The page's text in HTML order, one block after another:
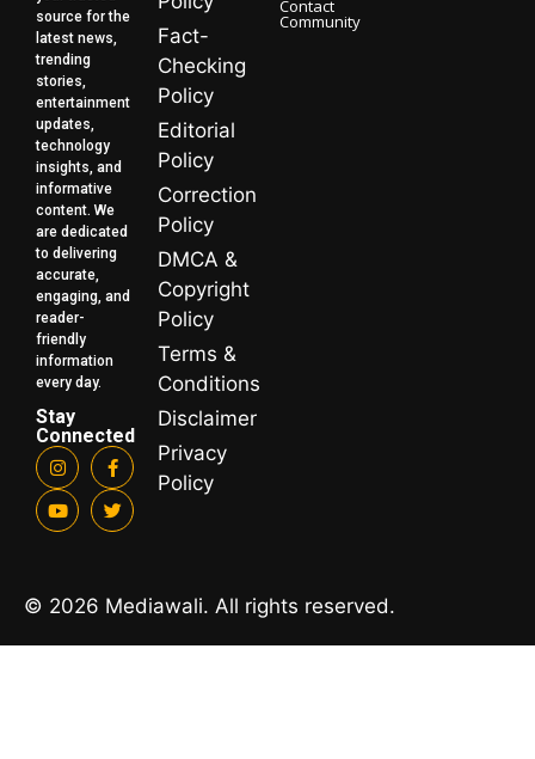
source for the
latest news,
trending
stories,
entertainment
updates,
technology
insights, and
informative
content. We
are dedicated
to delivering
accurate,
engaging, and
reader-
friendly
information
every day.
Stay
Connected
Fact-
Checking
Policy
Editorial
Policy
Correction
Policy
DMCA &
Copyright
Policy
Terms &
Conditions
Disclaimer
Privacy
Policy
Contact
Community
© 2026 Mediawali. All rights reserved.